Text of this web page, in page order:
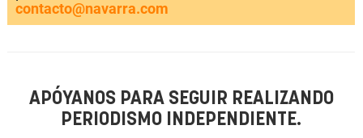
contacto@navarra.com
APÓYANOS PARA SEGUIR REALIZANDO
PERIODISMO INDEPENDIENTE.